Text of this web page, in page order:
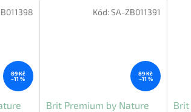
89 Kč
–11 %
89 Kč
–11 %
Brit Premium by Nature
Kód:SA-ZB011391
Brit